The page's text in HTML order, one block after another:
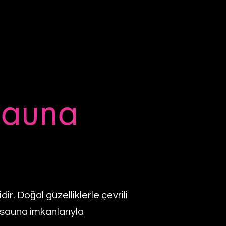
Doğal güzelliklerle çevrili
imkanlarıyla